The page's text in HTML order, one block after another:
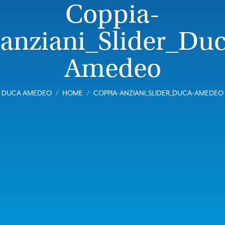
Coppia-
Amedeo
DUCA AMEDEO HOME COPPIA-ANZIANI_SLIDER_DUCA-AMEDEO